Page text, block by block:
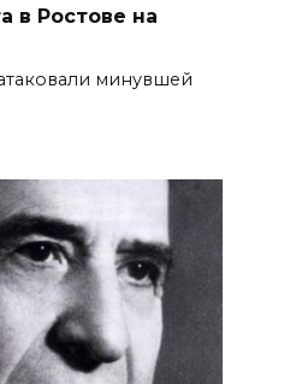
в Ростове на
минувшей